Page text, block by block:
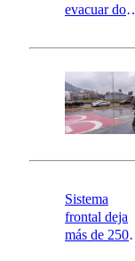
evacuar dos
Carahue por
río Damas:
activa
mensajería
SAE
Sistema
frontal deja
más de 250